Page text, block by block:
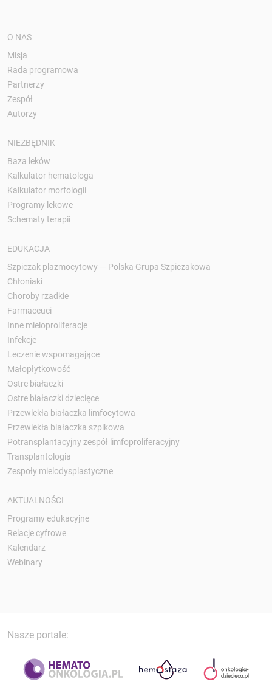
O NAS
Misja
Rada programowa
Partnerzy
Zespół
Autorzy
NIEZBĘDNIK
Baza leków
Kalkulator hematologa
Kalkulator morfologii
Programy lekowe
Schematy terapii
EDUKACJA
Szpiczak plazmocytowy — Polska Grupa Szpiczakowa
Chłoniaki
Choroby rzadkie
Farmaceuci
Inne mieloproliferacje
Infekcje
Leczenie wspomagające
Małopłytkowość
Ostre białaczki
Ostre białaczki dziecięce
Przewlekła białaczka limfocytowa
Przewlekła białaczka szpikowa
Potransplantacyjny zespół limfoproliferacyjny
Transplantologia
Zespoły mielodysplastyczne
AKTUALNOŚCI
Programy edukacyjne
Relacje cyfrowe
Kalendarz
Webinary
Nasze portale: